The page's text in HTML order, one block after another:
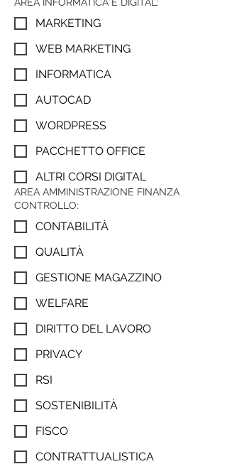
MARKETING
WEB MARKETING
INFORMATICA
AUTOCAD
WORDPRESS
PACCHETTO OFFICE
ALTRI CORSI DIGITAL
AREA AMMINISTRAZIONE FINANZA
CONTROLLO:
CONTABILITÀ
QUALITÀ
GESTIONE MAGAZZINO
WELFARE
DIRITTO DEL LAVORO
PRIVACY
RSI
SOSTENIBILITÀ
FISCO
CONTRATTUALISTICA